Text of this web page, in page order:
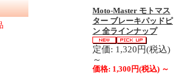
Moto-Master モトマス
ター ブレーキパッドピ
ン 全ラインナップ
定価: 1,320円(税込)
～
価格: 1,300円(税込) ～